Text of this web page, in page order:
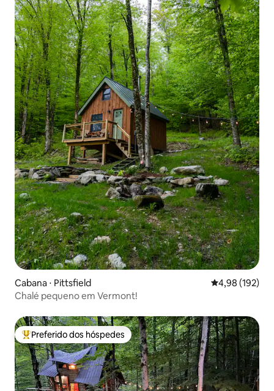
Cabana ⋅ Pittsfield 4,98 de uma
4,98 (192)
Chalé pequeno em Vermont!
Entre os melhores preferidos dos hóspedes
Preferido dos hóspedes